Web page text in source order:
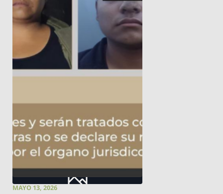
MAYO 13, 2026